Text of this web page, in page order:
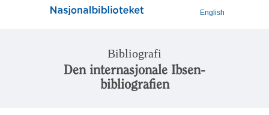
English
Bibliografi
Den internasjonale Ibsen-
bibliografien